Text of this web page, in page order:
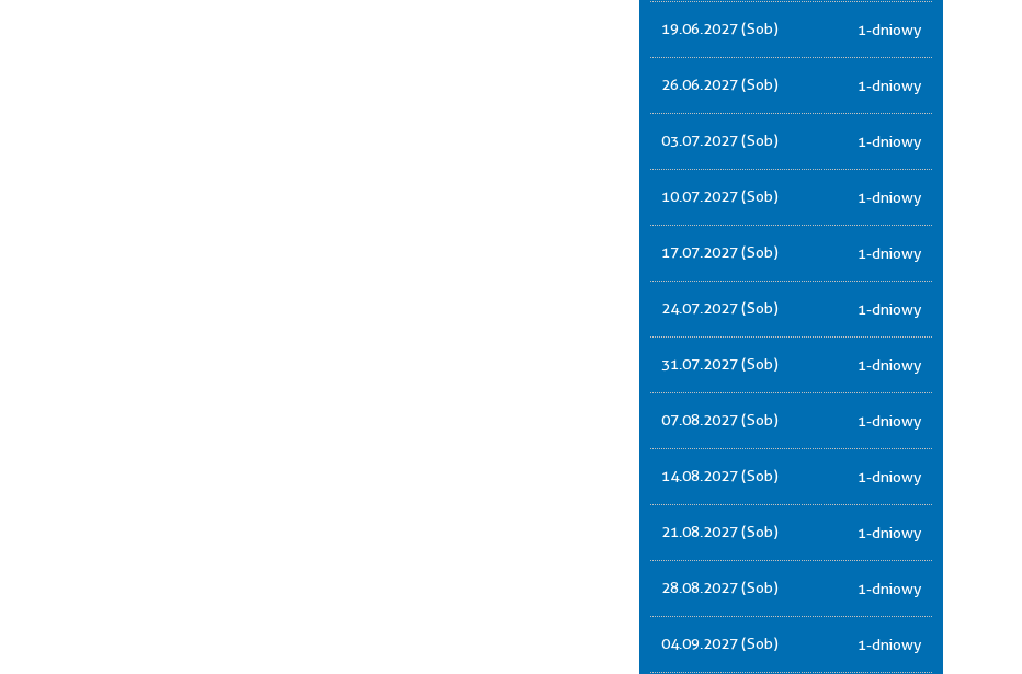
19.06.2027 (Sob) 1-dniowy
26.06.2027 (Sob) 1-dniowy
03.07.2027 (Sob) 1-dniowy
10.07.2027 (Sob) 1-dniowy
17.07.2027 (Sob) 1-dniowy
24.07.2027 (Sob) 1-dniowy
31.07.2027 (Sob) 1-dniowy
07.08.2027 (Sob) 1-dniowy
14.08.2027 (Sob) 1-dniowy
21.08.2027 (Sob) 1-dniowy
28.08.2027 (Sob) 1-dniowy
04.09.2027 (Sob) 1-dniowy